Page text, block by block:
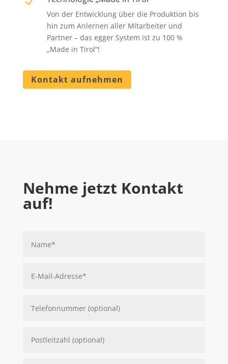
Von der Entwicklung über die Produktion bis
hin zum Anlernen aller Mitarbeiter und
Partner – das egger System ist zu 100 %
„Made in Tirol“!
Kontakt aufnehmen
Nehme jetzt Kontakt
auf!